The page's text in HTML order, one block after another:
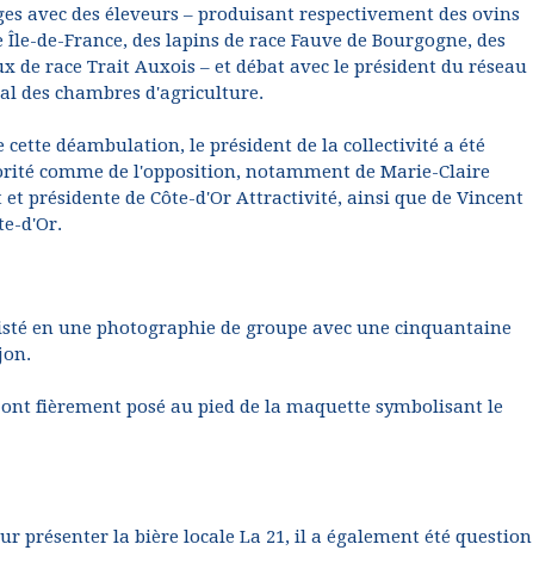
avec des éleveurs – produisant respectivement des ovins
Île-de-France, des lapins de race Fauve de Bourgogne, des
de race Trait Auxois – et débat avec le président du réseau
des chambres d'agriculture.
cette déambulation, le président de la collectivité a été
comme de l'opposition, notamment de Marie-Claire
présidente de Côte-d'Or Attractivité, ainsi que de Vincent
d'Or.
en une photographie de groupe avec une cinquantaine
fièrement posé au pied de la maquette symbolisant le
présenter la bière locale La 21, il a également été question